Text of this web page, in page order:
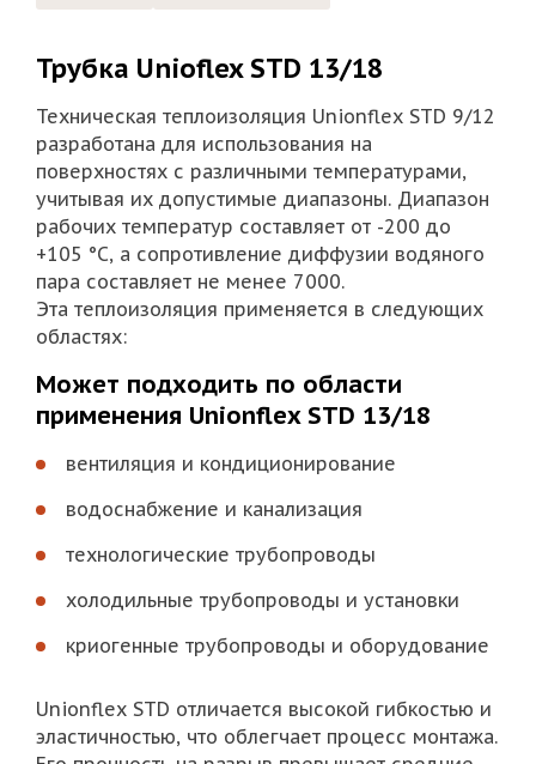
Трубка Unioflex STD 13/18
Техническая теплоизоляция Unionflex STD 9/12
разработана для использования на
поверхностях с различными температурами,
учитывая их допустимые диапазоны. Диапазон
рабочих температур составляет от -200 до
+105 °C, а сопротивление диффузии водяного
пара составляет не менее 7000.
Эта теплоизоляция применяется в следующих
областях:
Может подходить по области
применения Unionflex STD 13/18
вентиляция и кондиционирование
водоснабжение и канализация
технологические трубопроводы
холодильные трубопроводы и установки
криогенные трубопроводы и оборудование
Unionflex STD отличается высокой гибкостью и
эластичностью, что облегчает процесс монтажа.